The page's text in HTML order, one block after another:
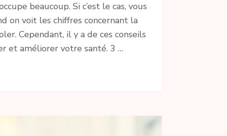
beaucoup. Si c’est le cas, vous
on voit les chiffres concernant la
Cependant, il y a de ces conseils
et améliorer votre santé. 3 …